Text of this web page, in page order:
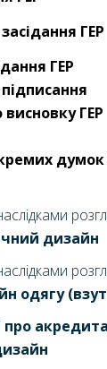
ГЕР
ГЕР
висновку ГЕР
думок
дизайн
одягу